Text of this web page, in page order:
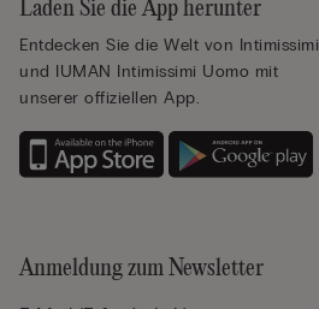
Laden Sie die App herunter
Entdecken Sie die Welt von Intimissimi
und IUMAN Intimissimi Uomo mit
unserer offiziellen App.
Anmeldung zum Newsletter